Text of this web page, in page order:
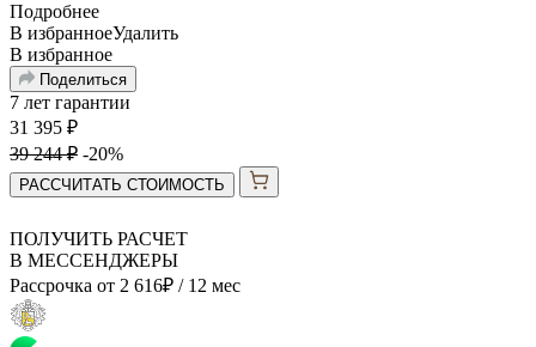
Подробнее
В избранноеУдалить
В избранное
Поделиться
7 лет гарантии
31 395 ₽
39 244₽ -20%
РАССЧИТАТЬ СТОИМОСТЬ
ПОЛУЧИТЬ РАСЧЕТ
В МЕССЕНДЖЕРЫ
Рассрочка от 2 616₽ / 12 мес